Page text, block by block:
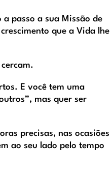
passo a sua Missão de
que a Vida lhe
E você tem uma
mas quer ser
precisas, nas ocasiões
ao seu lado pelo tempo